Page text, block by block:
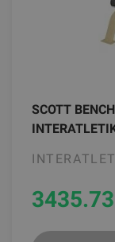
SCOTT
3435.73